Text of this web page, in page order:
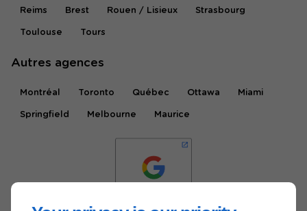
Reims Brest Rouen / Lisieux Strasbourg
Toulouse Tours
Autres agences
Montréal Toronto Québec Ottawa Miami
Springfield Melbourne Maurice